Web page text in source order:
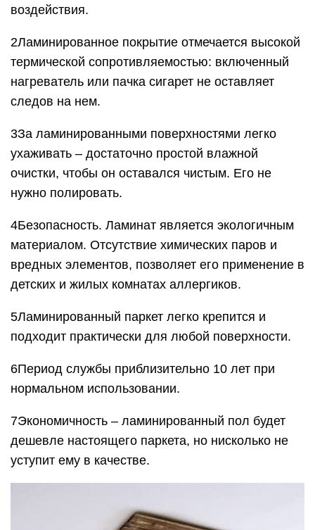
воздействия.
2Ламинированное покрытие отмечается высокой
термической сопротивляемостью: включенный
нагреватель или пачка сигарет не оставляет
следов на нем.
3За ламинированными поверхностями легко
ухаживать – достаточно простой влажной
очистки, чтобы он оставался чистым. Его не
нужно полировать.
4Безопасность. Ламинат является экологичным
материалом. Отсутствие химических паров и
вредных элементов, позволяет его применение в
детских и жилых комнатах аллергиков.
5Ламинированный паркет легко крепится и
подходит практически для любой поверхности.
6Период службы приблизительно 10 лет при
нормальном использовании.
7Экономичность – ламинированный пол будет
дешевле настоящего паркета, но нисколько не
уступит ему в качестве.